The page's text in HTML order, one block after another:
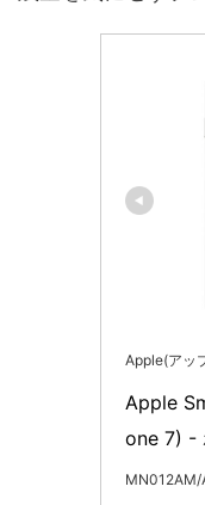
Apple(アッ
Apple
one 7) -
MN012AM/